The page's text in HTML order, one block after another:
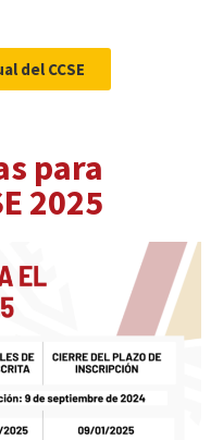
del CCSE
para
2025